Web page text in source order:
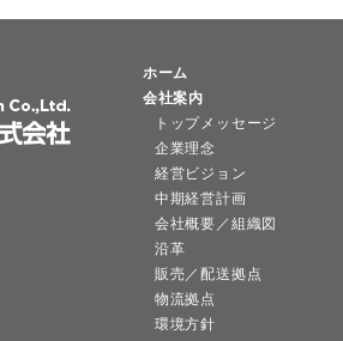
ホーム
会社案内
トップメッセージ
企業理念
経営ビジョン
中期経営計画
会社概要／組織図
沿革
販売／配送拠点
物流拠点
環境方針